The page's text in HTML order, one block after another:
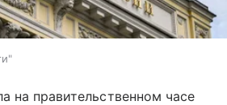
на правительственном часе